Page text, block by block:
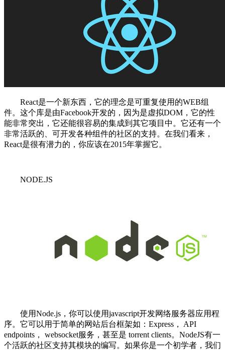
React是一个新东西，它的理念是可重复使用的WEB组
件。这个库是由Facebook开发的，因为是虚拟DOM，它的性
能非常突出，它还能很容易的集成到其它项目中。它还有一个
非常活跃的、可开发各种组件的社区的支持。在我们看来，
React是很有潜力的，你应该在2015年掌握它。
NODE.JS
使用Node.js，你可以使用javascript开发网络服务器应用程
序。它可以用于简单的网站后台框架如：Express， API
endpoints， websocket服务，甚至是 torrent clients。NodeJS有一
个活跃的社区支持其模块的编写。如果你是一个初学者，我们